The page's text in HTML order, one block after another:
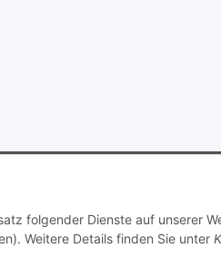
folgender Dienste auf unserer
Weitere Details finden Sie unter